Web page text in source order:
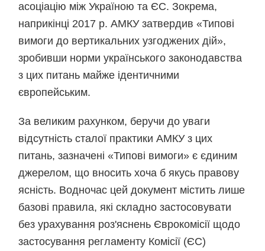
асоціацію між Україною та ЄС. Зокрема,
наприкінці 2017 р. АМКУ затвердив «Типові
вимоги до вертикальних узгоджених дій»,
зробивши норми українського законодавства
з цих питань майже ідентичними
європейським.
За великим рахунком, беручи до уваги
відсутність сталої практики АМКУ з цих
питань, зазначені «Типові вимоги» є єдиним
джерелом, що вносить хоча б якусь правову
ясність. Водночас цей документ містить лише
базові правила, які складно застосовувати
без урахування роз'яснень Єврокомісії щодо
застосування регламенту Комісії (ЄС)